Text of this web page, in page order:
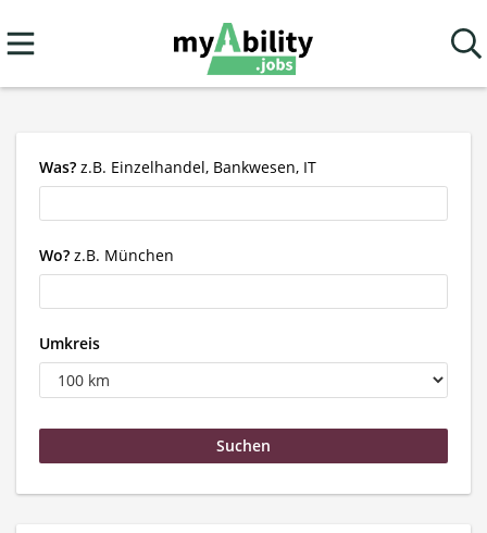
Was? z.B. Einzelhandel, Bankwesen, IT
Wo? z.B. München
Umkreis